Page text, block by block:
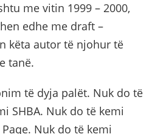
me vitin 1999 – 2000,
edhe me draft –
këta autor të njohur të
tanë.
të dyja palët. Nuk do të
SHBA. Nuk do të kemi
Nuk do të kemi